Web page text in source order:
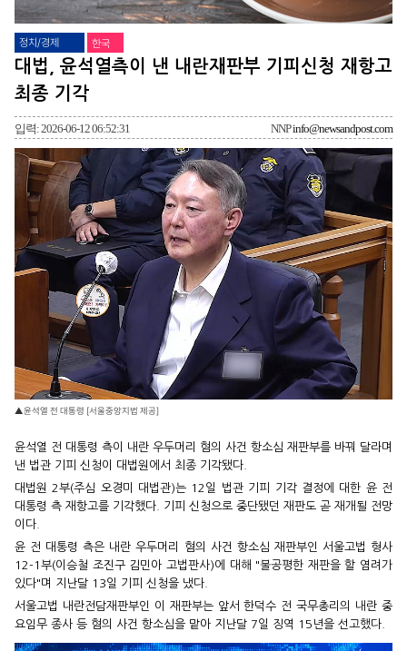
정치/경제 한국
대법, 윤석열측이 낸 내란재판부 기피신청 재항고
최종 기각
입력: 2026-06-12 06:52:31 NNPinfo@newsandpost.com
▲윤석열 전 대통령 [서울중앙지법 제공]
윤석열 전 대통령 측이 내란 우두머리 혐의 사건 항소심 재판부를 바꿔 달라며
낸 법관 기피 신청이 대법원에서 최종 기각됐다.
대법원 2부(주심 오경미 대법관)는 12일 법관 기피 기각 결정에 대한 윤 전
대통령 측 재항고를 기각했다. 기피 신청으로 중단됐던 재판도 곧 재개될 전망
이다.
윤 전 대통령 측은 내란 우두머리 혐의 사건 항소심 재판부인 서울고법 형사
12-1부(이승철 조진구 김민아 고법판사)에 대해 "불공평한 재판을 할 염려가
있다"며 지난달 13일 기피 신청을 냈다.
서울고법 내란전담재판부인 이 재판부는 앞서 한덕수 전 국무총리의 내란 중
요임무 종사 등 혐의 사건 항소심을 맡아 지난달 7일 징역 15년을 선고했다.